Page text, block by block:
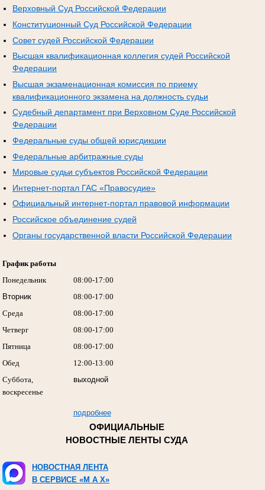
Верховный Суд Российской Федерации
Конституционный Суд Российской Федерации
Совет судей Российской Федерации
Высшая квалификационная коллегия судей Российской
Федерации
Высшая экзаменационная комиссия по приему
квалификационного экзамена на должность судьи
Судебный департамент при Верховном Суде Российской
Федерации
Федеральные суды общей юрисдикции
Федеральные арбитражные суды
Мировые судьи субъектов Российской Федерации
Интернет-портал ГАС «Правосудие»
Официальный интернет-портал правовой информации
Российское объединение судей
Органы государственной власти Российской Федерации
График работы
Понедельник
08:00-17:00
Вторник
08:00-17:00
Среда
08:00-17:00
Четверг
08:00-17:00
Пятница
08:00-17:00
Обед
12:00-13:00
Суббота,
воскресенье
выходной
подробнее
ОФИЦИАЛЬНЫЕ
НОВОСТНЫЕ ЛЕНТЫ СУДА
НОВОСТНАЯ ЛЕНТА
В СЕРВИСЕ «M A X»